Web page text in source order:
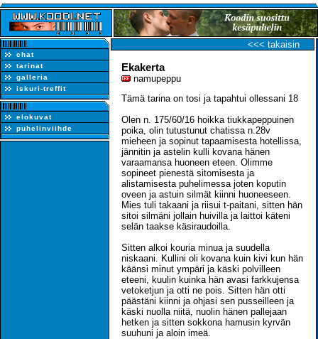
chat
tarinat
galleria
iskuri-treffit
elokuvat
puhelinviihde
<<< takaisin
Ekakerta
namupeppu
Tämä tarina on tosi ja tapahtui ollessani 18
Olen n. 175/60/16 hoikka tiukkapeppuinen
poika, olin tutustunut chatissa n.28v
mieheen ja sopinut tapaamisesta hotellissa,
jännitin ja astelin kulli kovana hänen
varaamansa huoneen eteen. Olimme
sopineet pienestä sitomisesta ja
alistamisesta puhelimessa joten koputin
oveen ja astuin silmät kiinni huoneeseen.
Mies tuli takaani ja riisui t-paitani, sitten hän
sitoi silmäni jollain huivilla ja laittoi käteni
selän taakse käsiraudoilla.
Sitten alkoi kouria minua ja suudella
niskaani. Kullini oli kovana kuin kivi kun hän
käänsi minut ympäri ja käski polvilleen
eteeni, kuulin kuinka hän avasi farkkujensa
vetoketjun ja otti ne pois. Sitten hän otti
päästäni kiinni ja ohjasi sen pusseilleen ja
käski nuolla niitä, nuolin hänen pallejaan
hetken ja sitten sokkona hamusin kyrvän
suuhuni ja aloin imeä.